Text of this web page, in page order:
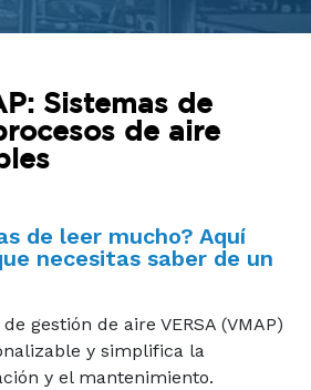
Sistemas de
de aire
de leer mucho? Aquí
necesitas saber de un
gestión de aire VERSA (VMAP)
y simplifica la
y el mantenimiento.